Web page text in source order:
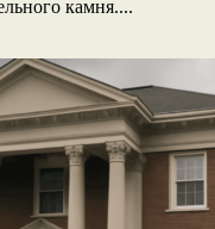
камня....